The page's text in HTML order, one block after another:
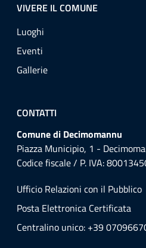
VIVERE IL COMUNE
Luoghi
Eventi
Gallerie
CONTATTI
Comune di Decimomannu
Piazza Municipio, 1 -
Codice fiscale / P. IVA:
Ufficio Relazioni con il Pubblico
Posta Elettronica Certificata
Centralino unico: +39